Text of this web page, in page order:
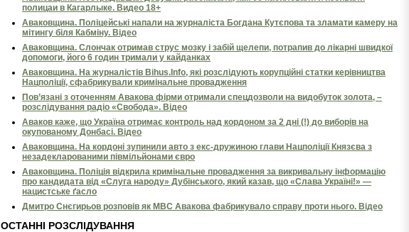
полицаи в Кагарлыке. Видео 18+
Аваковщина. Поліцейські напали на журналіста Богдана Кутєпова та зламати камеру на
мітингу біля Кабміну. Відео
Аваковщина. Слончак отримав струс мозку і забій щелепи, потрапив до лікарні швидкої
допомоги, його 6 годин тримали у кайданках
Аваковщина. На журналістів Bihus.Info, які розслідують корупційні статки керівництва
Нацполіції, сфабрикували кримінальне провадження
Пов’язані з оточенням Авакова фірми отримали спецдозволи на видобуток золота, –
розслідування радіо «Свобода». Відео
Аваков каже, що Україна отримає контроль над кордоном за 2 дні (!) до виборів на
окупованому Донбасі. Відео
Аваковщина. На кордоні зупинили авто з екс-дружиною глави Нацполіції Князєва з
незадекларованими півмільйонами євро
Аваковщина. Поліція відкрила кримінальне провадження за викривальну інформацію
про кандидата від «Слуга народу» Дубінського, який казав, що «Слава Україні!» —
нацистське ґасло
Дмитро Снєгирьов розповів як МВС Авакова фабрикувало справу проти нього. Відео
ОСТАННІ РОЗСЛІДУВАННЯ